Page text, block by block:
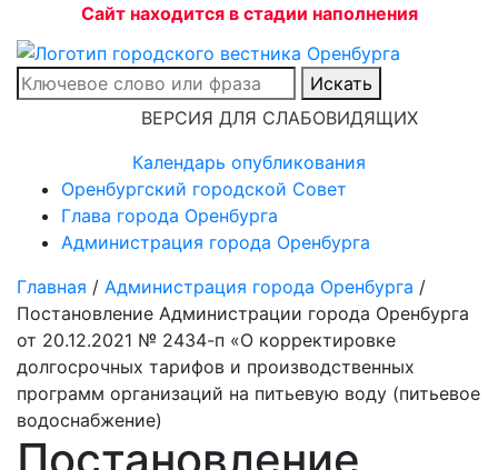
Сайт находится в стадии наполнения
Искать
ВЕРСИЯ ДЛЯ СЛАБОВИДЯЩИХ
Календарь опубликования
Оренбургский городской Совет
Глава города Оренбурга
Администрация города Оренбурга
Главная / Администрация города Оренбурга /
Постановление Администрации города Оренбурга
от 20.12.2021 № 2434-п «О корректировке
долгосрочных тарифов и производственных
программ организаций на питьевую воду (питьевое
водоснабжение)
Постановление